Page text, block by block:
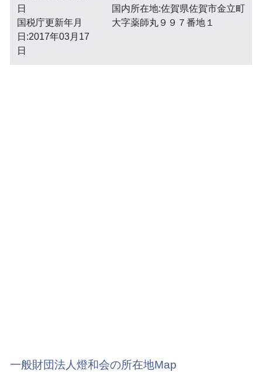
日
国税庁更新年月
日:2017年03月17
日
国内所在地:佐賀県佐賀市金立町
大字薬師丸９９７番地１
一般財団法人燈和会の所在地Map